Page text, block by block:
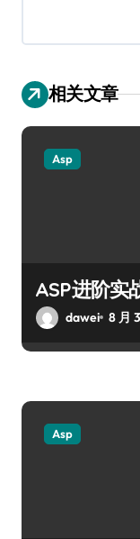
相关文章
Asp
ASP进阶实
dawei 8 月
Asp